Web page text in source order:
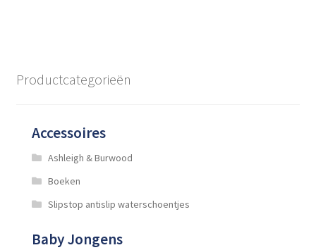
Productcategorieën
Accessoires
Ashleigh & Burwood
Boeken
Slipstop antislip waterschoentjes
Baby Jongens